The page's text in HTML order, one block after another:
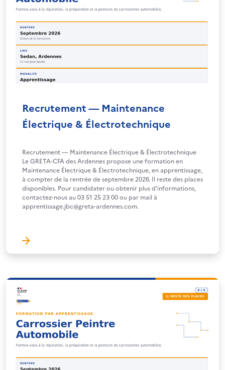
Recrutement — Maintenance
Électrique & Électrotechnique
Recrutement — Maintenance Électrique & Électrotechnique
Le GRETA-CFA des Ardennes propose une formation en
Maintenance Électrique & Électrotechnique, en apprentissage,
à compter de la rentrée de septembre 2026. Il reste des places
disponibles. Pour candidater ou obtenir plus d’informations,
contactez-nous au 03 51 25 23 00 ou par mail à
apprentissage.jbc@greta-ardennes.com.